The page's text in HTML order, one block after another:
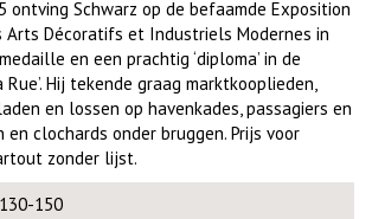
ontving Schwarz op de befaamde Exposition
Décoratifs et Industriels Modernes in
en een prachtig ‘diploma’ in de
Rue’. Hij tekende graag marktkooplieden,
en lossen op havenkades, passagiers en
clochards onder bruggen. Prijs voor
zonder lijst.
130-150